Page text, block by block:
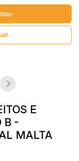
E
B -
MALTA